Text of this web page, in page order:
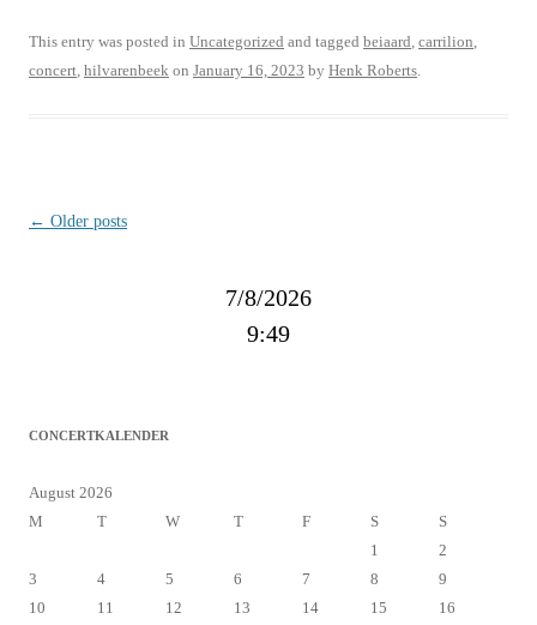
This entry was posted in Uncategorized and tagged beiaard carrilion
concert hilvarenbeek on January 16, 2023 by Henk Roberts
Post
← Older posts
7/8/2026
9:49
CONCERTKALENDER
August 2026
M
T W T F S
S
1
2
3
4 5 6 7 8
9
10
11 12 13 14 15
16